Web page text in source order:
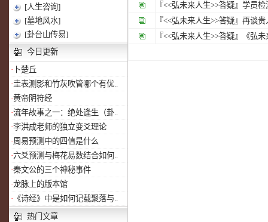
[人生咨询]
[墓地风水]
[卦台山传易]
今日更新
· 卜楚丘
·圭表测影和竹灰吹管哪个有优..
·黄帝阴符经
·流年故事之一：绝处逢生（卦..
·李洪成老师的独立变爻理论
·周易预测中的四值是什么
·六爻预测与梅花易数结合如何..
·秦文公的三个神秘事件
·龙脉上的版本馆
· 《诗经》中是如何记载聚落与..
热门文章
『<<弘未来人生>>答疑』 学员检
『<<弘未来人生>>答疑』 再谈贵
『<<弘未来人生>>答疑』
《弘